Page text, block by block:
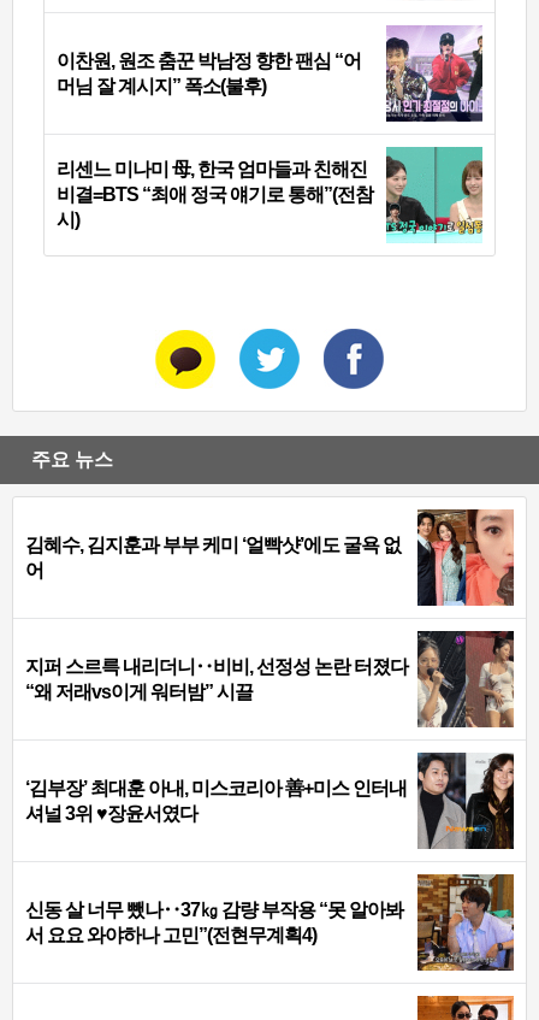
이찬원, 원조 춤꾼 박남정 향한 팬심 “어
머님 잘 계시지” 폭소(불후)
리센느 미나미 母, 한국 엄마들과 친해진
비결=BTS “최애 정국 얘기로 통해”(전참
시)
주요 뉴스
김혜수, 김지훈과 부부 케미 ‘얼빡샷’에도 굴욕 없
어
지퍼 스르륵 내리더니‥비비, 선정성 논란 터졌다
“왜 저래vs이게 워터밤” 시끌
‘김부장’ 최대훈 아내, 미스코리아 善+미스 인터내
셔널 3위 ♥장윤서였다
신동 살 너무 뺐나‥37㎏ 감량 부작용 “못 알아봐
서 요요 와야하나 고민”(전현무계획4)